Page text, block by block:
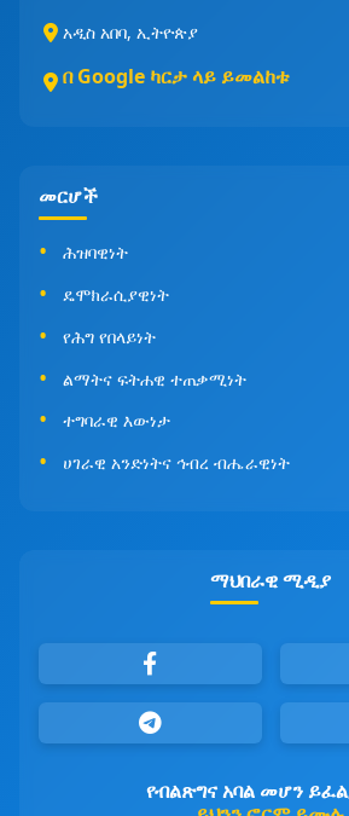
አዲስ አበባ, ኢትዮጵያ
በ Google ካርታ ላይ ይመልከቱ
መርሆች
ሕዝባዊነት
ዴሞክራሲያዊነት
የሕግ የበላይነት
ልማትና ፍትሐዊ ተጠቃሚነት
ተግባራዊ እውነታ
ሀገራዊ አንድነትና ኅብረ ብሔራዊነት
ማህበራዊ ሚዲያ
የብልጽግና አባል መሆን